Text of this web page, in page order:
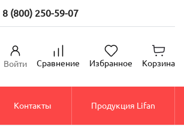
8 (800) 250-59-07
Войти Сравнение Избранное Корзина
Контакты Продукция Lifan